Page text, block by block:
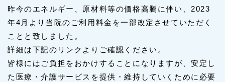
部門紹介
看護部長挨拶 看護部 医療保険病棟
リハビリテーション 受付 相談室 薬局
昨今のエネルギー、原材料等の価格高騰に伴い、2023
年4月より当院のご利用料金を一部改定させていただく
ことと致しました。
詳細は下記のリンクよりご確認ください。
皆様にはご負担をおかけすることになりますが、安定し
た医療・介護サービスを提供・維持していくために必要